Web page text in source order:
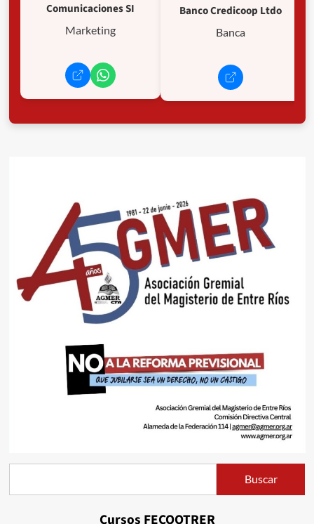
Comunicaciones SI
Marketing
Banco Credicoop Ltdo
Banca
Buscar
Cursos FECOOTRER